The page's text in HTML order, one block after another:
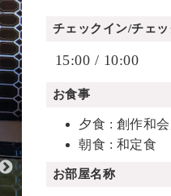
チェックイン/チェッ
15:00 / 10:00
お食事
夕食 : 創作和
朝食 : 和定食
お部屋名称